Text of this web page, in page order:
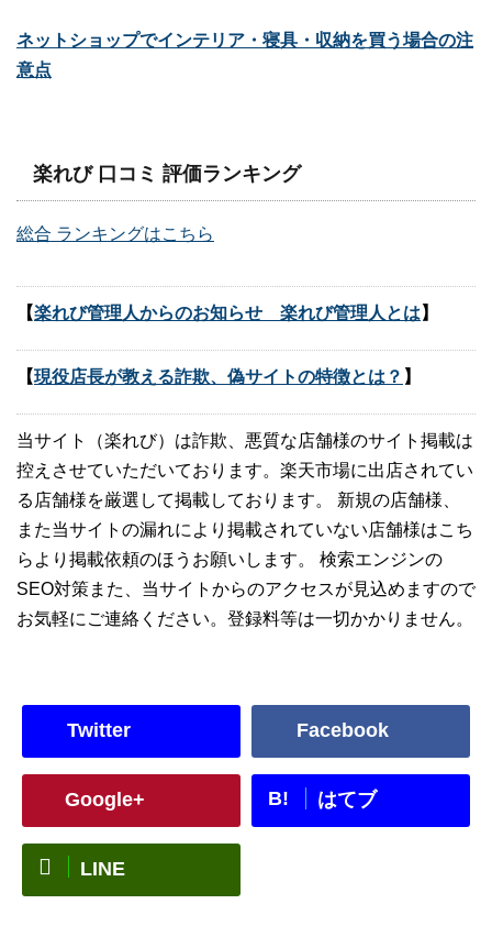
ネットショップでインテリア・寝具・収納を買う場合の注
意点
楽れび 口コミ 評価ランキング
総合 ランキングはこちら
【楽れび管理人からのお知らせ 楽れび管理人とは 】
【現役店長が教える詐欺、偽サイトの特徴とは？ 】
当サイト（楽れび）は詐欺、悪質な店舗様のサイト掲載は
控えさせていただいております。楽天市場に出店されてい
る店舗様を厳選して掲載しております。 新規の店舗様、
また当サイトの漏れにより掲載されていない店舗様はこち
らより掲載依頼のほうお願いします。 検索エンジンの
SEO対策また、当サイトからのアクセスが見込めますので
お気軽にご連絡ください。登録料等は一切かかりません。
Twitter Facebook
Google+ B! はてブ
LINE